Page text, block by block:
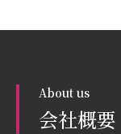
About us
会社概要